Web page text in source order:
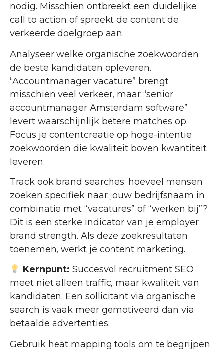
nodig. Misschien ontbreekt een duidelijke
call to action of spreekt de content de
verkeerde doelgroep aan.
Analyseer welke organische zoekwoorden
de beste kandidaten opleveren.
“Accountmanager vacature” brengt
misschien veel verkeer, maar “senior
accountmanager Amsterdam software”
levert waarschijnlijk betere matches op.
Focus je contentcreatie op hoge-intentie
zoekwoorden die kwaliteit boven kwantiteit
leveren.
Track ook brand searches: hoeveel mensen
zoeken specifiek naar jouw bedrijfsnaam in
combinatie met “vacatures” of “werken bij”?
Dit is een sterke indicator van je employer
brand strength. Als deze zoekresultaten
toenemen, werkt je content marketing.
Kernpunt: Succesvol recruitment SEO
meet niet alleen traffic, maar kwaliteit van
kandidaten. Een sollicitant via organische
search is vaak meer gemotiveerd dan via
betaalde advertenties.
Gebruik heat mapping tools om te begrijpen